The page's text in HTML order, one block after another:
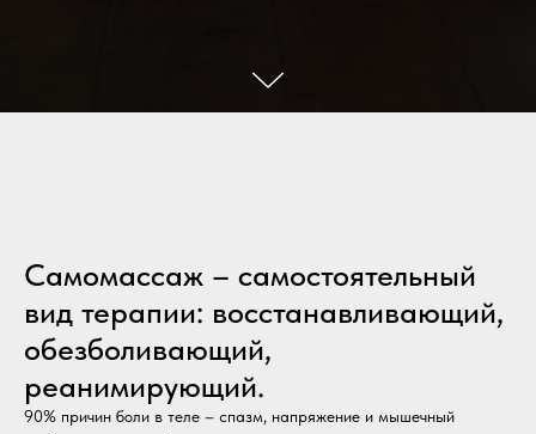
Самомассаж – самостоятельный
вид терапии: восстанавливающий,
обезболивающий,
реанимирующий.
90% причин боли в теле – спазм, напряжение и мышечный